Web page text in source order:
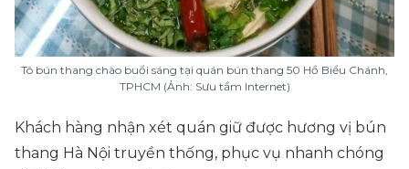
Tô bún thang chào buổi sáng tại quán bún thang 50 Hồ Biểu Chánh,
TPHCM (Ảnh: Sưu tầm Internet)
Khách hàng nhận xét quán giữ được hương vị bún
thang Hà Nội truyền thống, phục vụ nhanh chóng